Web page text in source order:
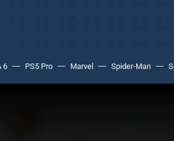
6 PS5 Pro Marvel Spider-Man